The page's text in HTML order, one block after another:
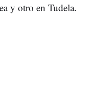
y otro en Tudela.